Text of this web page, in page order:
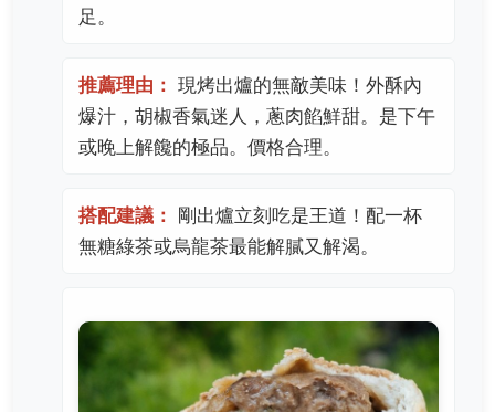
足。
推薦理由： 現烤出爐的無敵美味！外酥內
爆汁，胡椒香氣迷人，蔥肉餡鮮甜。是下午
或晚上解饞的極品。價格合理。
搭配建議：
剛出爐立刻吃是王道！配一杯
無糖綠茶或烏龍茶最能解膩又解渴。